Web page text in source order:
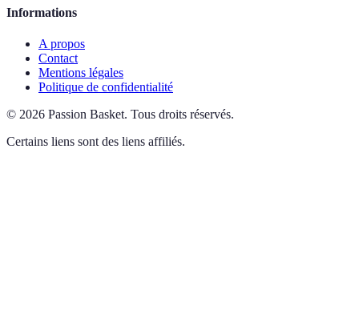
Informations
A propos
Contact
Mentions légales
Politique de confidentialité
© 2026 Passion Basket. Tous droits réservés.
Certains liens sont des liens affiliés.